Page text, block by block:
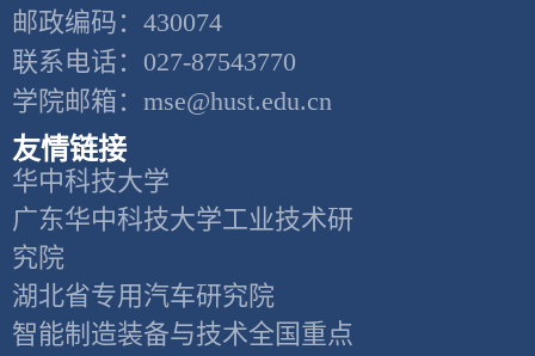
邮政编码：430074
联系电话：027-87543770
学院邮箱：mse@hust.edu.cn
友情链接
华中科技大学
广东华中科技大学工业技术研
究院
湖北省专用汽车研究院
智能制造装备与技术全国重点